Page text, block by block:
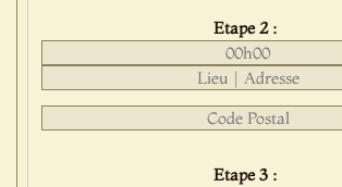
Etape 2 :
Etape 3 :